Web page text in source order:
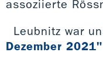
assoziierte
Leubnitz war
Dezember 2021"